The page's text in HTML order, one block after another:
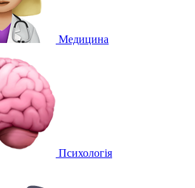
Медицина
Психологія